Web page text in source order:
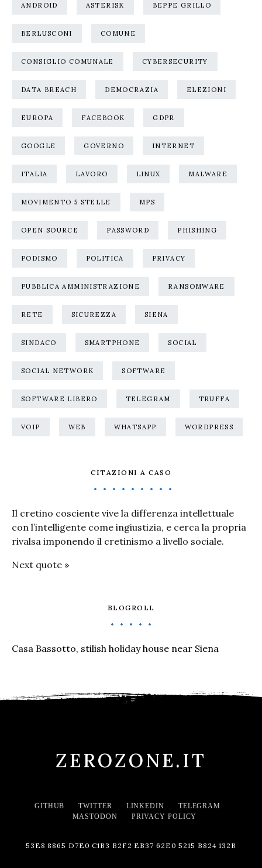
ANDROID ASTERISK BEPPE GRILLO
BERLUSCONI COMUNE
CONSIGLIO COMUNALE CYBERSECURITY
DATA BREACH DEMOCRAZIA ELEZIONI
EUROPA FACEBOOK GDPR
GOOGLE GOVERNO INTERNET
ITALIA LAVORO LINUX MALWARE
MOVIMENTO 5 STELLE MPS
OPEN SOURCE PASSWORD PHISHING
PODISMO POLITICA PRIVACY
PUBBLICA AMMINISTRAZIONE RANSOMWARE
RETE SICUREZZA SIENA
SINDACO SMARTPHONE SOCIAL
SOCIAL NETWORK SOFTWARE
SOFTWARE LIBERO TELEGRAM TRUFFA
VOIP WEB WHATSAPP WORDPRESS
CITAZIONI A CASO
Il cretino cosciente vive la differenza intellettuale
con l’intelligente come ingiustizia, e cerca la propria
rivalsa imponendo il cretinismo a livello sociale.
Next quote »
BLOGROLL
Casa Bassotto, stilish holiday house near Siena
ZEROZONE.IT
GITHUB TWITTER LINKEDIN
TELEGRAM
MASTODON
PRIVACY POLICY
53E8 8865 D7E0 C1B3 B2F2 EB37 62E0 5215 B824 132B